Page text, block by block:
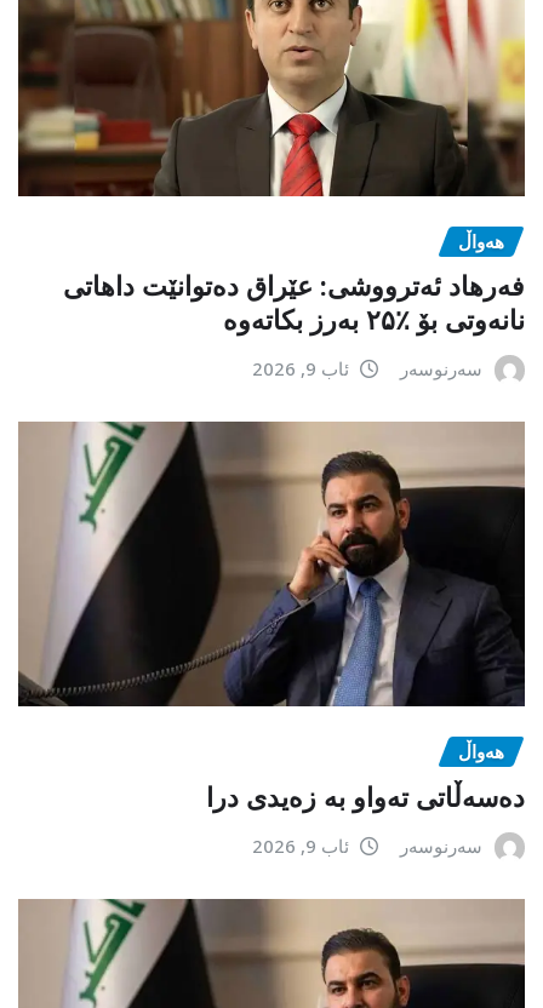
هەواڵ
فەرهاد ئەترووشی: عێراق دەتوانێت داهاتی
نانەوتی بۆ ٪۲۵ بەرز بکاتەوە
سەرنوسەر ئاب 9, 2026
هەواڵ
دەسەڵاتی تەواو بە زەیدی درا
سەرنوسەر ئاب 9, 2026